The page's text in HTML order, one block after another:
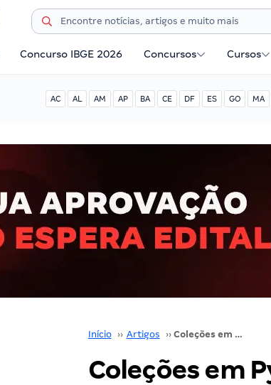
Concurso IBGE 2026 Concursos Cursos
AC AL AM AP BA CE DF ES GO MA
Início ›› Artigos ›› Coleções em Python: Tuplas
Coleções em